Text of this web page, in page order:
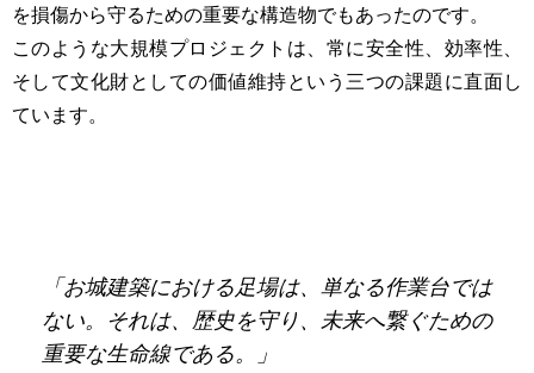
を損傷から守るための重要な構造物でもあったのです。
このような大規模プロジェクトは、常に安全性、効率性、
そして文化財としての価値維持という三つの課題に直面し
ています。
「お城建築における足場は、単なる作業台では
ない。それは、歴史を守り、未来へ繋ぐための
重要な生命線である。」